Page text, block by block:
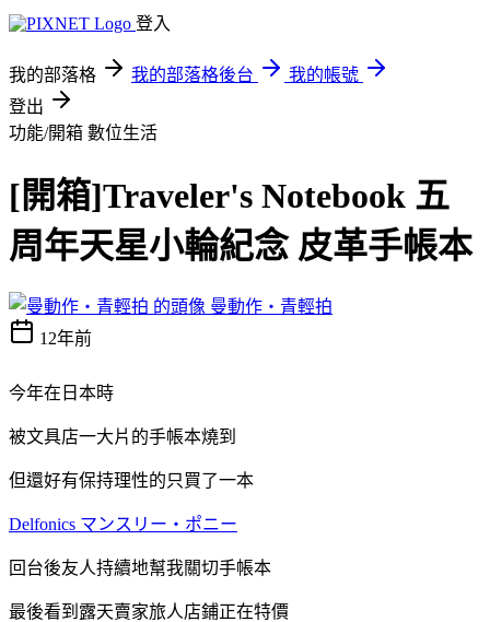
登入
我的部落格 我的部落格後台
我的帳號
登出
功能/開箱 數位生活
[開箱]Traveler's Notebook 五
周年天星小輪紀念 皮革手帳本
曼動作‧青輕拍
12年前
今年在日本時
被文具店一大片的手帳本燒到
但還好有保持理性的只買了一本
Delfonics マンスリー・ポニー
回台後友人持續地幫我關切手帳本
最後看到露天賣家旅人店鋪正在特價